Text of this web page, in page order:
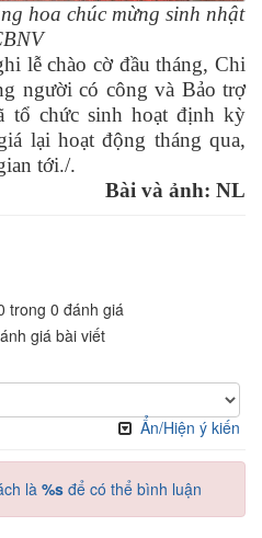
hoa chúc mừng sinh nhật
chào cờ đầu tháng, Chi
người có công và Bảo trợ
tổ chức sinh hoạt định kỳ
lại hoạt động tháng qua,
tới./.
Bài và ảnh: NL
trong 0 đánh giá
giá bài viết
Ẩn/Hiện ý kiến
là %s để có thể bình luận